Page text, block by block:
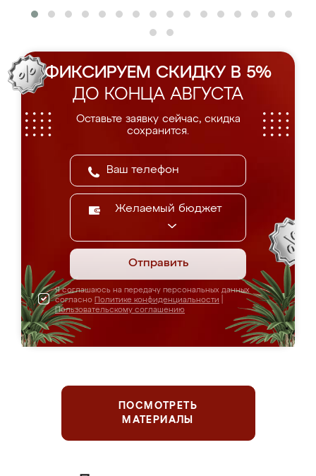
ФИКСИРУЕМ СКИДКУ В 5%
ДО КОНЦА АВГУСТА
Оставьте заявку сейчас, скидка
сохранится.
Желаемый бюджет
Отправить
Я соглашаюсь на передачу персональных данных
согласно Политике конфиденциальности
Пользовательскому соглашению
ПОСМОТРЕТЬ
МАТЕРИАЛЫ